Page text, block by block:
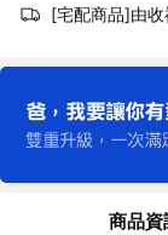
[宅配商品]由收
商品資